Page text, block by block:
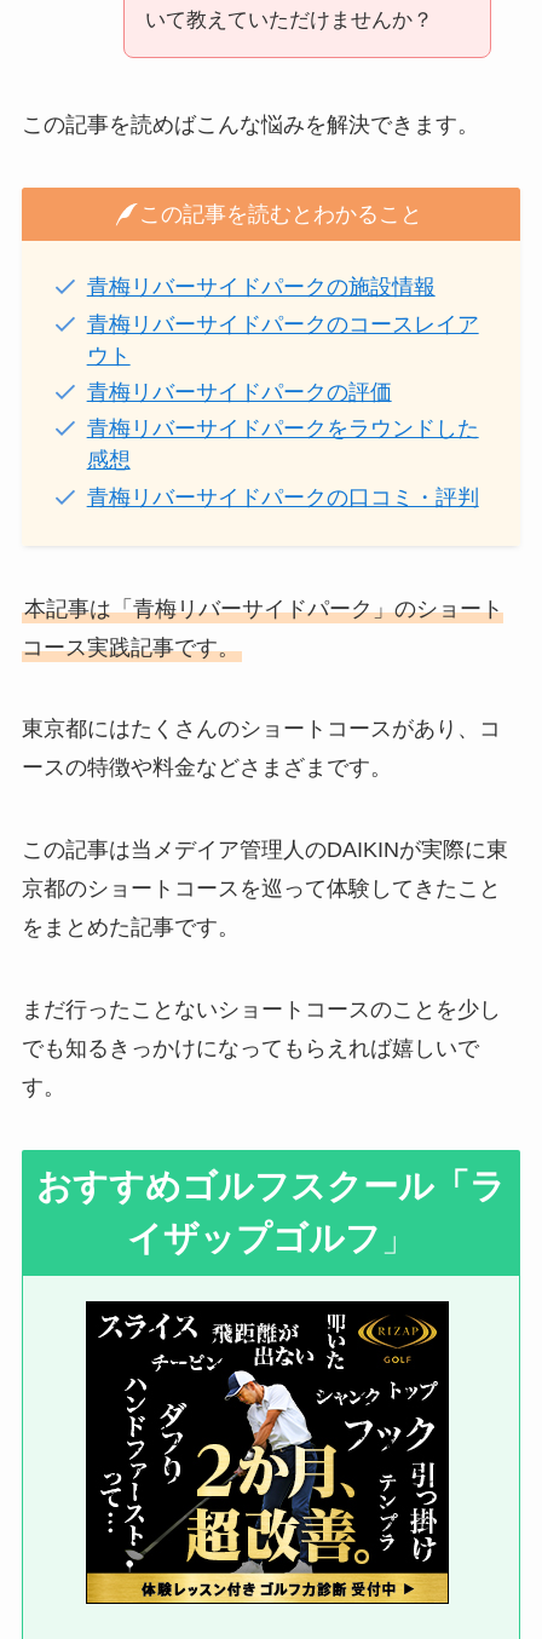
いて教えていただけませんか？
この記事を読めばこんな悩みを解決できます。
この記事を読むとわかること
青梅リバーサイドパークの施設情報
青梅リバーサイドパークのコースレイア
ウト
青梅リバーサイドパークの評価
青梅リバーサイドパークをラウンドした
感想
青梅リバーサイドパークの口コミ・評判
本記事は「青梅リバーサイドパーク」のショート
コース実践記事です。
東京都にはたくさんのショートコースがあり、コ
ースの特徴や料金などさまざまです。
この記事は当メデイア管理人のDAIKINが実際に東
京都のショートコースを巡って体験してきたこと
をまとめた記事です。
まだ行ったことないショートコースのことを少し
でも知るきっかけになってもらえれば嬉しいで
す。
おすすめゴルフスクール 「ラ
イザップゴルフ 」